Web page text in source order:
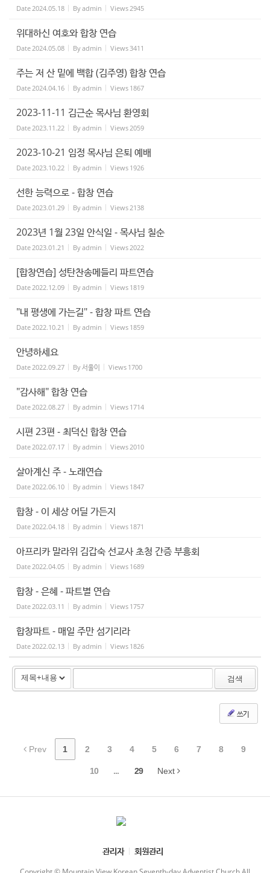
Date2024.05.18 Byadmin Views2945
위대하신 여호와 합창 연습
Date2024.05.08 Byadmin Views3411
주는 저 산 밑에 백합 (김주영) 합창 연습
Date2024.04.16 Byadmin Views 1867
2023-11-11 김근순 목사님 환영회
Date2023.11.22 Byadmin Views2059
2023-10-21 임정 목사님 은퇴 예배
Date2023.10.22 Byadmin Views 1926
선한 능력으로 - 합창 연습
Date2023.01.29 Byadmin Views2138
2023년 1월 23일 안식일 - 목사님 칠순
Date2023.01.21 Byadmin Views2022
[합창연습] 성탄찬송메들리 파트연습
Date2022.12.09 Byadmin Views 1819
"내 평생에 가는길" - 합창 파트 연습
Date2022.10.21 Byadmin Views 1859
안녕하세요
Date2022.09.27 By서울이 Views 1700
"감사해" 합창 연습
Date2022.08.27 Byadmin Views 1714
시편 23편 - 최덕신 합창 연습
Date2022.07.17 Byadmin Views2010
살아계신 주 - 노래연습
Date2022.06.10 Byadmin Views 1847
합창 - 이 세상 어딜 가든지
Date2022.04.18 Byadmin Views 1871
아프리카 말라위 김갑숙 선교사 초청 간증 부흥회
Date2022.04.05 Byadmin Views 1689
합창 - 은혜 - 파트별 연습
Date2022.03.11 Byadmin Views 1757
합창파트 - 매일 주만 섬기리라
Date2022.02.13 Byadmin Views 1826
검색
쓰기
Prev 1 2 3 4 5 6 7 8 9
10 ... 29 Next
관리자 회원관리